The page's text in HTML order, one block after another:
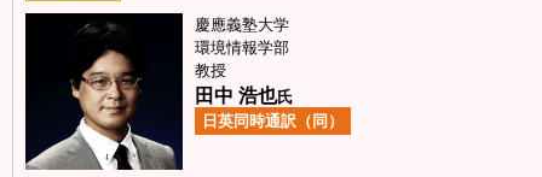
慶應義塾大学
環境情報学部
教授
田中 浩也氏
日英同時通訳（同）